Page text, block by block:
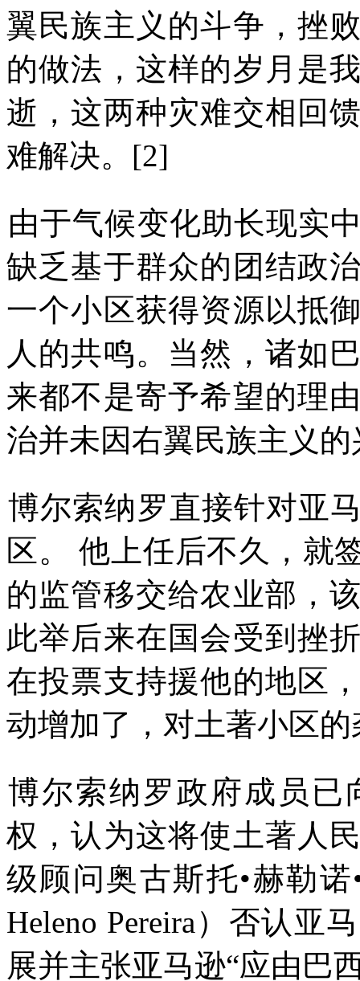
翼民族主义的斗争，挫
的做法，这样的岁月是
逝，这两种灾难交相回
难解决。 [2]
由于气候变化助长现实
缺乏基于群众的团结政
一个小区获得资源以抵
人的共鸣。当然，诸如
来都不是寄予希望的理
治并未因右翼民族主义
博尔索纳罗直接针对亚
区。
他上任后不久，就
的监管移交给农业部，
此举后来在国会受到挫
在投票支持援他的地区
动增加了，对土著小区
博尔索纳罗政府成员已
权，认为这将使土著人
级顾问奥古斯托•赫勒诺
Heleno Pereira）否认亚
展并主张亚马逊“应由巴